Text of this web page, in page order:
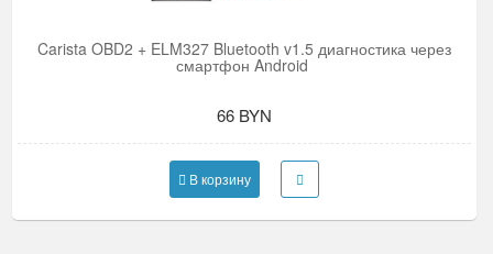
Carista OBD2 + ELM327 Bluetooth v1.5 диагностика через
смартфон Android
66 BYN
В корзину